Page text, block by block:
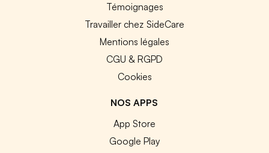
Témoignages
Travailler chez SideCare
Mentions légales
CGU & RGPD
Cookies
NOS APPS
App Store
Google Play